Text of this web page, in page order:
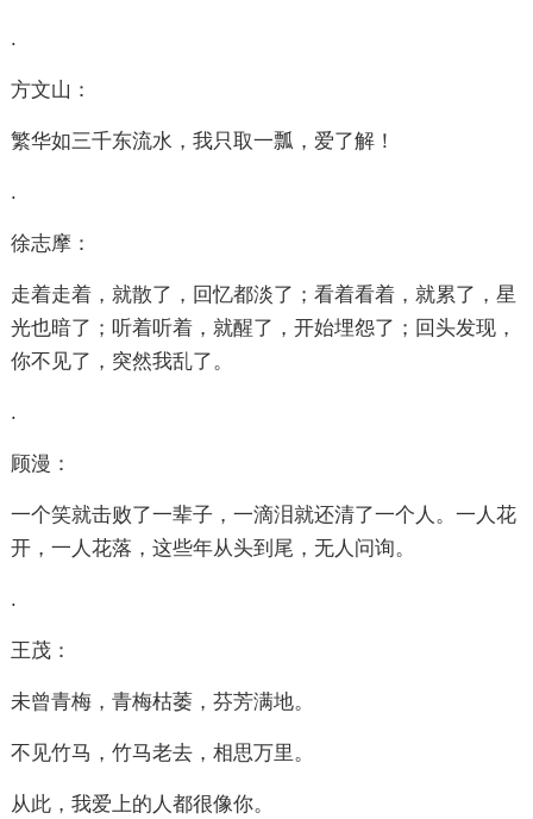
.
方文山：
繁华如三千东流水，我只取一瓢，爱了解！
.
徐志摩：
走着走着，就散了，回忆都淡了；看着看着，就累了，星
光也暗了；听着听着，就醒了，开始埋怨了；回头发现，
你不见了，突然我乱了。
.
顾漫：
一个笑就击败了一辈子，一滴泪就还清了一个人。一人花
开，一人花落，这些年从头到尾，无人问询。
.
王茂：
未曾青梅，青梅枯萎，芬芳满地。
不见竹马，竹马老去，相思万里。
从此，我爱上的人都很像你。